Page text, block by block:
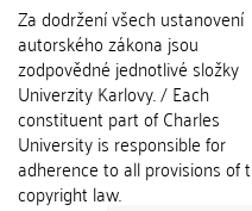
Za dodržení všech ustanovení
autorského zákona jsou
zodpovědné jednotlivé složky
Univerzity Karlovy. / Each
constituent part of Charles
University is responsible for
adherence to all provisions of
copyright law.